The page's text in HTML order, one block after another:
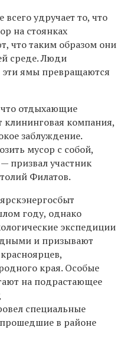
удручает то, что
на стоянках
что таким образом они
среде. Люди
ямы превращаются
отдыхающие
клининговая компания,
заблуждение.
мусор с собой,
призвал участник
Филатов.
году, однако
экспедиции
и призывают
края. Особые
на подрастающее
специальные
в районе